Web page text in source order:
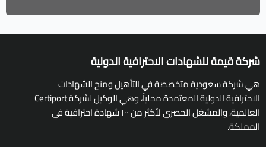
شركة قيمة للشهادات الاحترافية الدولية
هي شركة سعودية متخصصة في التأهيل ومنح الشهادات
الاحترافية الدولية المعتمدة محلياً، وهي الوكيل لشركة Certiport
العالمية، والمشغل الحصري لأكثر من ١٠٠ شهادة احترافية في
المملكة.